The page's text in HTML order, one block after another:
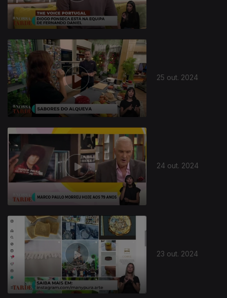
25 out. 2024
24 out. 2024
23 out. 2024